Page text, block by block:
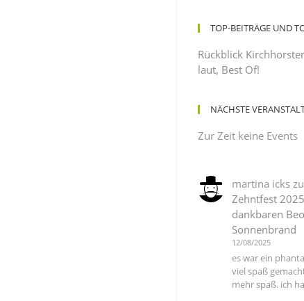
TOP-BEITRÄGE UND
Rückblick
laut, Best Of!
NÄCHSTE
Zur Zeit keine Events
martina icks zu
Zehntfest
dankbaren
Sonnenbrand
12/08/2025
es war ein
viel spaß
mehr spaß. ich